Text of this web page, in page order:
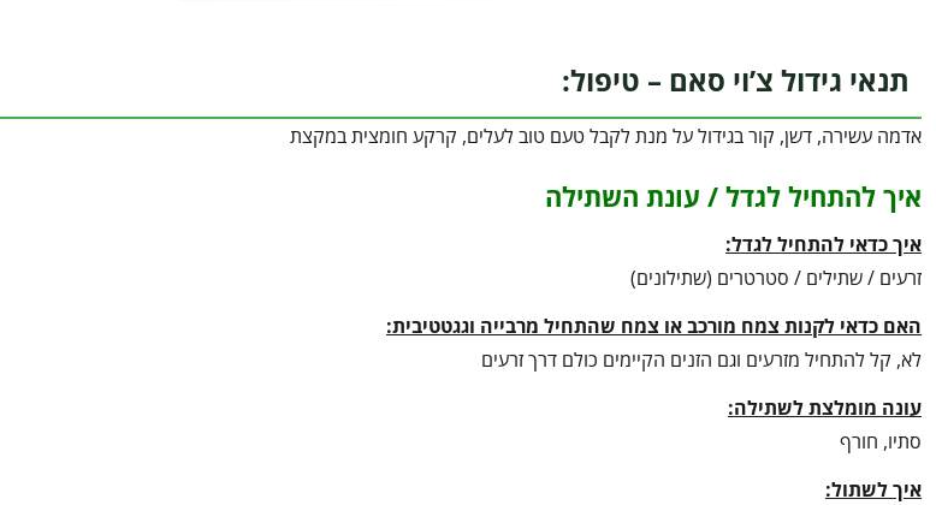
תנאי גידול צ’וי סאם – טיפול:
אדמה עשירה, דשן, קור בגידול על מנת לקבל טעם טוב לעלים, קרקע חומצית במקצת
איך להתחיל לגדל / עונת השתילה
איך כדאי להתחיל לגדל:
זרעים / שתילים / סטרטרים (שתילונים)
האם כדאי לקנות צמח מורכב או צמח שהתחיל מרבייה וגגטטיבית:
לא, קל להתחיל מזרעים וגם הזנים הקיימים כולם דרך זרעים
עונה מומלצת לשתילה:
סתיו, חורף
איך לשתול: